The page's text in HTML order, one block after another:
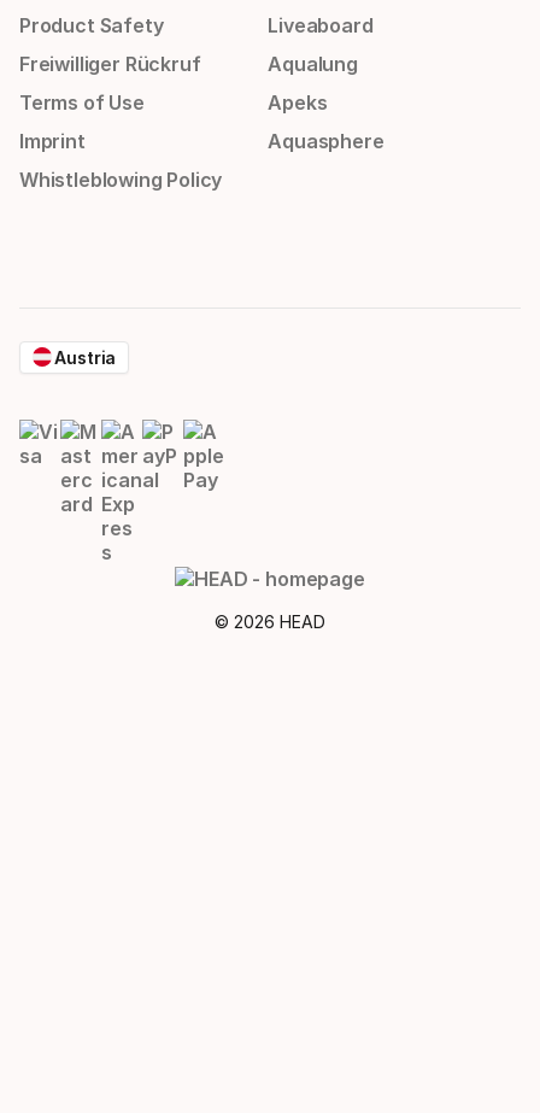
Product Safety
Freiwilliger Rückruf
Terms of Use
Imprint
Whistleblowing Policy
Liveaboard
Aqualung
Apeks
Aquasphere
Austria
© 2026 HEAD